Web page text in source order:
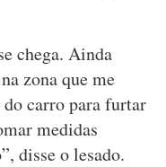
chega. Ainda
zona que me
carro para furtar
medidas
disse o lesado.